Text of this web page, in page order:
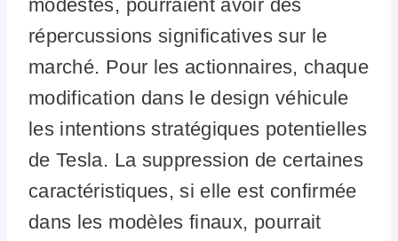
modestes, pourraient avoir des
répercussions significatives sur le
marché. Pour les actionnaires, chaque
modification dans le design véhicule
les intentions stratégiques potentielles
de Tesla. La suppression de certaines
caractéristiques, si elle est confirmée
dans les modèles finaux, pourrait